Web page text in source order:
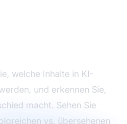
welche Inhalte in KI-
und erkennen Sie,
macht. Sehen Sie
vs. übersehenen